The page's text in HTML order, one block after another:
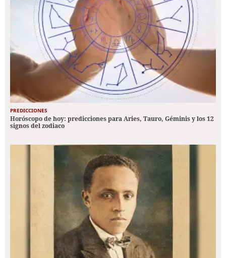
PREDICCIONES
Horóscopo de hoy: predicciones para Aries, Tauro, Géminis y los 12
signos del zodiaco